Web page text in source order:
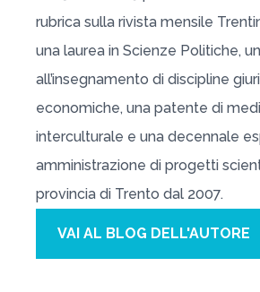
rubrica sulla rivista mensile
una laurea in Scienze Politiche,
all’insegnamento di discipline
economiche, una patente di
interculturale e una decennale
amministrazione di progetti
provincia di Trento dal 2007.
VAI AL BLOG DELL'AUTORE